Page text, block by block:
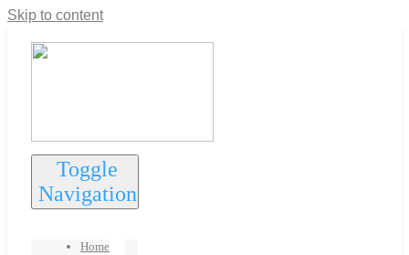
Skip to content
Toggle
Navigation
Home